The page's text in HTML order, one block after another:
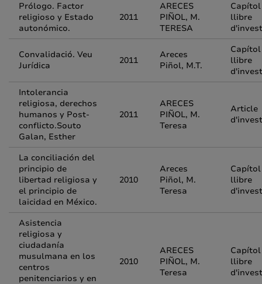
Prólogo. Factor
religioso y Estado
autonómico.
2011
ARECES
PIÑOL, M.
TERESA
llibre
Convalidació. Veu
Jurídica
2011
Areces
Piñol, M.T.
llibre
Intolerancia
religiosa, derechos
humanos y Post-
conflicto.Souto
Galan, Esther
2011
ARECES
PIÑOL, M.
Teresa
Article
La conciliación del
principio de
libertad religiosa y
el principio de
laicidad en México.
2010
Areces
Piñol, M.
Teresa
llibre
Asistencia
religiosa y
ciudadanía
musulmana en los
centros
penitenciarios y en
2010
ARECES
PIÑOL, M.
Teresa
llibre